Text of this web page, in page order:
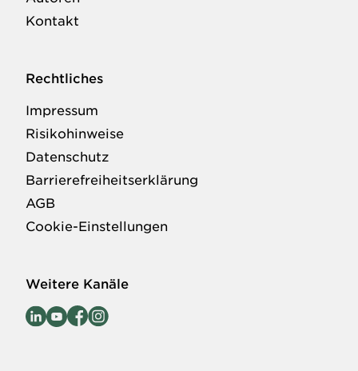
Kontakt
Rechtliches
Impressum
Risikohinweise
Datenschutz
Barrierefreiheitserklärung
AGB
Cookie-Einstellungen
Weitere Kanäle